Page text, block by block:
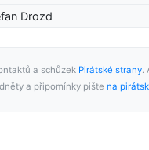
Drozd
a schůzek Pirátské strany.
a připomínky pište na